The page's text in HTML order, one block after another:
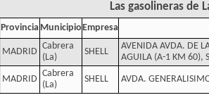
Las gasolineras de
Provincia MunicipioEmpresa
MADRID
Cabrera
(La)
SHELL
AVENIDA AVDA. DE
AGUILA (A-1 KM 60),
MADRID
Cabrera
(La)
SHELL AVDA.